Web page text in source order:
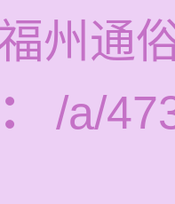
州通
/a/